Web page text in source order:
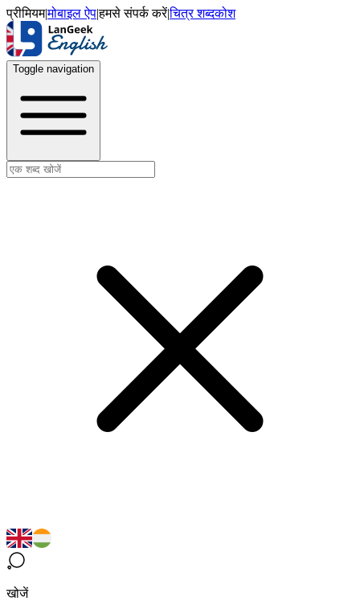
प्रीमियम|मोबाइल ऐप|हमसे संपर्क करें|चित्र शब्दकोश
Toggle navigation
खोजें